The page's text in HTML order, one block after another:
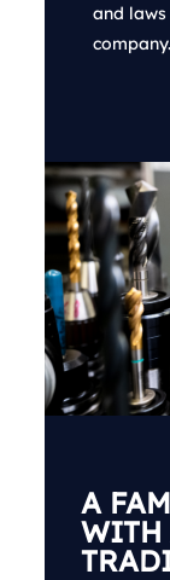
and
company.
A
WITH